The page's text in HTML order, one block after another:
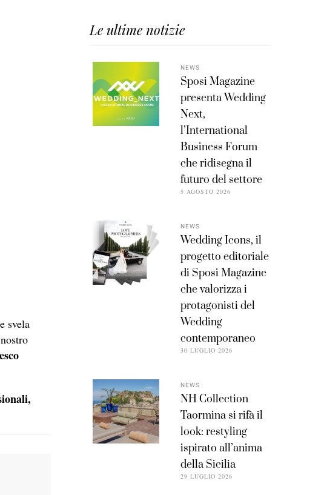
svela
Le ultime notizie
NEWS
Sposi Magazine
presenta Wedding
Next,
l’International
Business Forum
che ridisegna il
futuro del settore
5 AGOSTO 2026
NEWS
Wedding Icons, il
progetto editoriale
di Sposi Magazine
che valorizza i
protagonisti del
Wedding
contemporaneo
30 LUGLIO 2026
NEWS
NH Collection
Taormina si rifà il
look: restyling
ispirato all’anima
della Sicilia
29 LUGLIO 2026